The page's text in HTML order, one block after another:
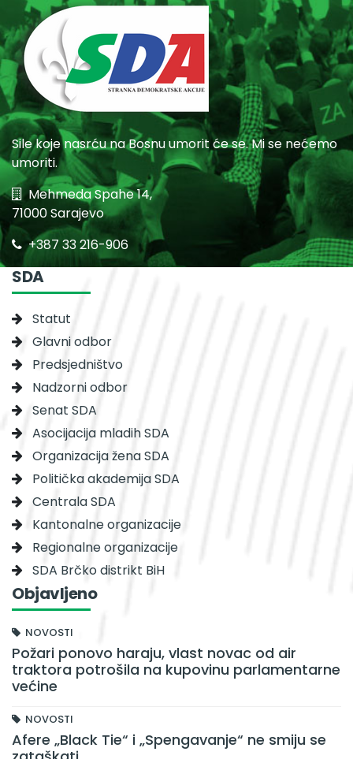
Sile koje nasrću na Bosnu umorit će se. Mi se nećemo
umoriti.
Mehmeda Spahe 14,
71000 Sarajevo
+387 33 216-906
SDA
Statut
Glavni odbor
Predsjedništvo
Nadzorni odbor
Senat SDA
Asocijacija mladih SDA
Organizacija žena SDA
Politička akademija SDA
Centrala SDA
Kantonalne organizacije
Regionalne organizacije
SDA Brčko distrikt BiH
Objavljeno
NOVOSTI
Požari ponovo haraju, vlast novac od air
traktora potrošila na kupovinu parlamentarne
većine
NOVOSTI
Afere „Black Tie“ i „Spengavanje“ ne smiju se